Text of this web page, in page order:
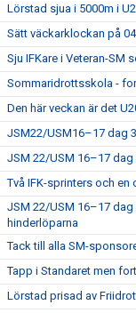
Lörstad sjua i 5000m i
Sätt väckarklockan på
Sju IFKare i Veteran-SM
Sommaridrottsskola -
Den här veckan är det
JSM22/USM16–17 dag
JSM 22/USM 16–17
Två IFK-sprinters och en
JSM 22/USM 16–17 dag
hinderlöparna
Tack till alla SM-
Tapp i Standaret men
Lörstad prisad av